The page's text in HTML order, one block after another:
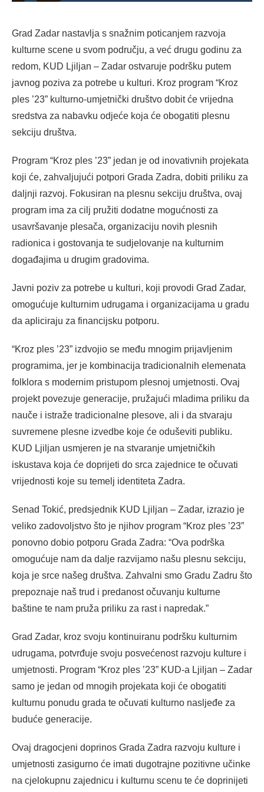
Grad Zadar nastavlja s snažnim poticanjem razvoja
kulturne scene u svom području, a već drugu godinu za
redom, KUD Ljiljan – Zadar ostvaruje podršku putem
javnog poziva za potrebe u kulturi. Kroz program “Kroz
ples ’23” kulturno-umjetnički društvo dobit će vrijedna
sredstva za nabavku odjeće koja će obogatiti plesnu
sekciju društva.
Program “Kroz ples ’23” jedan je od inovativnih projekata
koji će, zahvaljujući potpori Grada Zadra, dobiti priliku za
daljnji razvoj. Fokusiran na plesnu sekciju društva, ovaj
program ima za cilj pružiti dodatne mogućnosti za
usavršavanje plesača, organizaciju novih plesnih
radionica i gostovanja te sudjelovanje na kulturnim
događajima u drugim gradovima.
Javni poziv za potrebe u kulturi, koji provodi Grad Zadar,
omogućuje kulturnim udrugama i organizacijama u gradu
da apliciraju za financijsku potporu.
“Kroz ples ’23” izdvojio se među mnogim prijavljenim
programima, jer je kombinacija tradicionalnih elemenata
folklora s modernim pristupom plesnoj umjetnosti. Ovaj
projekt povezuje generacije, pružajući mladima priliku da
nauče i istraže tradicionalne plesove, ali i da stvaraju
suvremene plesne izvedbe koje će oduševiti publiku.
KUD Ljiljan usmjeren je na stvaranje umjetničkih
iskustava koja će doprijeti do srca zajednice te očuvati
vrijednosti koje su temelj identiteta Zadra.
Senad Tokić, predsjednik KUD Ljiljan – Zadar, izrazio je
veliko zadovoljstvo što je njihov program “Kroz ples ’23”
ponovno dobio potporu Grada Zadra: “Ova podrška
omogućuje nam da dalje razvijamo našu plesnu sekciju,
koja je srce našeg društva. Zahvalni smo Gradu Zadru što
prepoznaje naš trud i predanost očuvanju kulturne
baštine te nam pruža priliku za rast i napredak.”
Grad Zadar, kroz svoju kontinuiranu podršku kulturnim
udrugama, potvrđuje svoju posvećenost razvoju kulture i
umjetnosti. Program “Kroz ples ’23” KUD-a Ljiljan – Zadar
samo je jedan od mnogih projekata koji će obogatiti
kulturnu ponudu grada te očuvati kulturno nasljeđe za
buduće generacije.
Ovaj dragocjeni doprinos Grada Zadra razvoju kulture i
umjetnosti zasigurno će imati dugotrajne pozitivne učinke
na cjelokupnu zajednicu i kulturnu scenu te će doprinijeti